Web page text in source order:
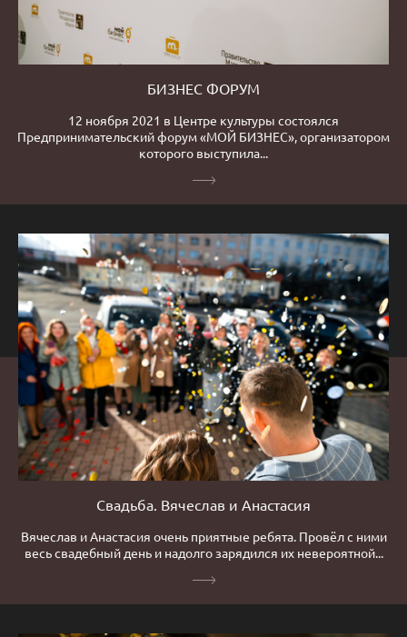
БИЗНЕС ФОРУМ
12 ноября 2021 в Центре культуры состоялся
Предпринимательский форум «МОЙ БИЗНЕС», организатором
которого выступила...
Свадьба. Вячеслав и Анастасия
Вячеслав и Анастасия очень приятные ребята. Провёл с ними
весь свадебный день и надолго зарядился их невероятной...